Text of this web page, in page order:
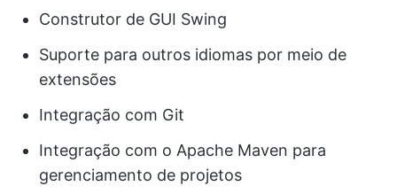
Construtor de GUI Swing
Suporte para outros idiomas por meio de
extensões
Integração com Git
Integração com o Apache Maven para
gerenciamento de projetos